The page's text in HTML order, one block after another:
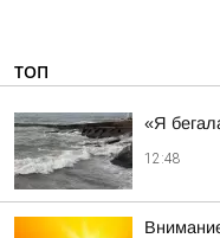
ТОП
«Я
12:48